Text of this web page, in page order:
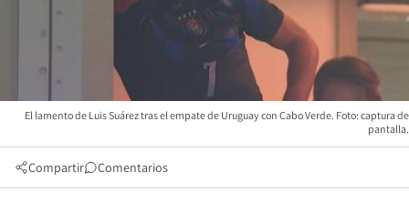
El lamento de Luis Suárez tras el empate de Uruguay con Cabo Verde. Foto: captura de
pantalla.
Compartir Comentarios